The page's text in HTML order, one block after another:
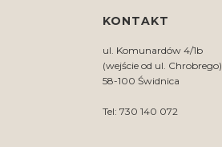
KONTAKT
ul. Komunardów 4/1b
(wejście od ul. Chrobrego)
58-100 Świdnica
Tel: 730 140 072